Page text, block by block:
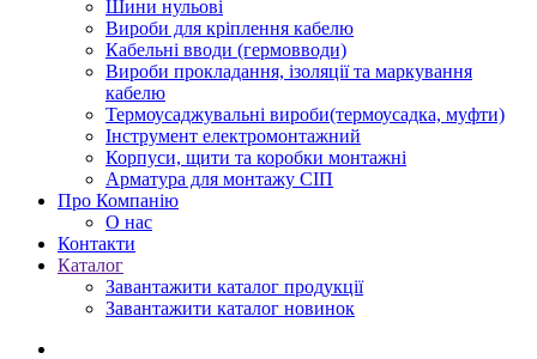
Шини нульові
Вироби для кріплення кабелю
Кабельні вводи (гермовводи)
Вироби прокладання, iзоляції та маркування
кабелю
Термоусаджувальні вироби(термоусадка, муфти)
Інструмент електромонтажний
Корпуси, щити та коробки монтажні
Арматура для монтажу СІП
Про Компанію
О нас
Контакти
Каталог
Завантажити каталог продукції
Завантажити каталог новинок